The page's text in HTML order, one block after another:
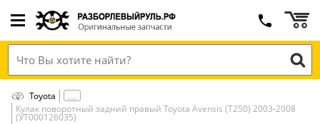
Toyota
Кулак поворотный задний правый Toyota Avensis (T250) 2003-2008
(УТ000126035)